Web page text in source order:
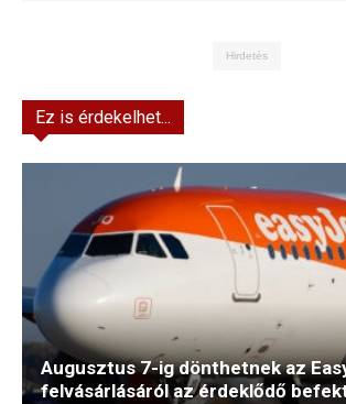
Hirdetés
Ez is érdekelhet...
Augusztus 7-ig dönthetnek az
felvásárlásáról az érdeklődő